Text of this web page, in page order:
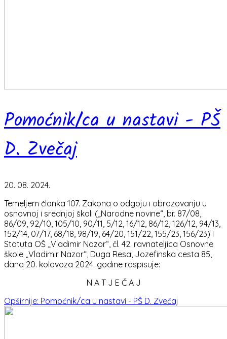
Pomoćnik/ca u nastavi - PŠ
D. Zvečaj
20. 08. 2024.
Temeljem članka 107. Zakona o odgoju i obrazovanju u
osnovnoj i srednjoj školi („Narodne novine“, br. 87/08,
86/09, 92/10, 105/10, 90/11, 5/12, 16/12, 86/12, 126/12, 94/13,
152/14, 07/17, 68/18, 98/19, 64/20, 151/22, 155/23, 156/23) i
Statuta OŠ „Vladimir Nazor“, čl. 42. ravnateljica Osnovne
škole „Vladimir Nazor“, Duga Resa, Jozefinska cesta 85,
dana 20. kolovoza 2024. godine raspisuje:
N A T J E Č A J
Opširnije: Pomoćnik/ca u nastavi - PŠ D. Zvečaj